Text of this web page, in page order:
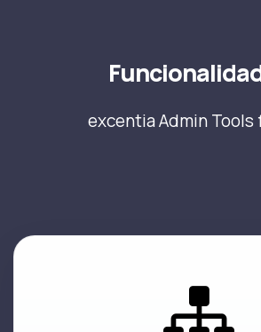
excentia Admin Tools